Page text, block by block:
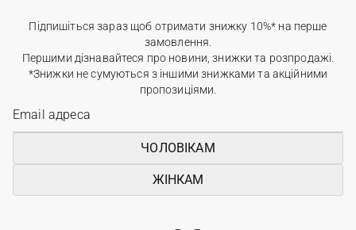
Підпишіться зараз щоб отримати знижку 10%* на перше
замовлення.
Першими дізнавайтеся про новини, знижки та розпродажі.
*Знижки не сумуються з іншими знижками та акційними
пропозиціями.
ЧОЛОВІКАМ
ЖІНКАМ